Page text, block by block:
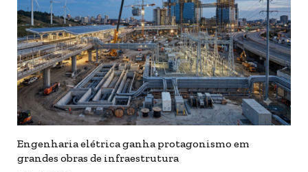
Engenharia elétrica ganha protagonismo em
grandes obras de infraestrutura